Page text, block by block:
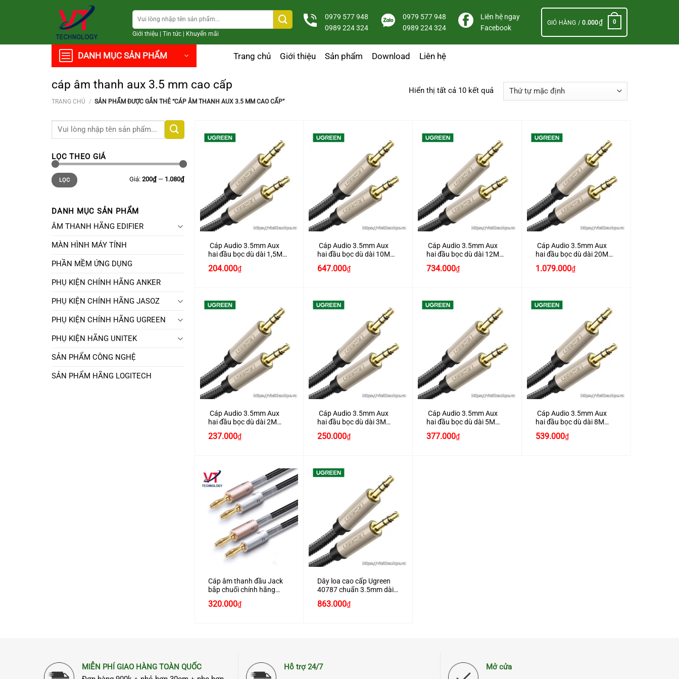
Tìm
kiếm:
Giới thiệu Tin tức| Khuyến mãi
0979 577 948
0989 224 324
0979 577 948
0989 224 324
Liên hệ ngay
Facebook
GIỎ HÀNG /0.000₫ 0
DANH MỤC SẢN PHẨM Trang chủ Giới thiệu Sản phẩm Download Liên hệ
cáp âm thanh aux 3.5 mm cao cấp
TRANG CHỦ / SẢN PHẨM ĐƯỢC GẮN THẺ “CÁP ÂM THANH AUX 3.5 MM CAO CẤP”
Hiển thị tất cả 10 kết quả
Tìm
LỌC THEO GIÁ
Giá
thấp
nhất
Giá
cao
nhất
LỌC Giá: 200₫— 1.080₫
DANH MỤC SẢN PHẨM
ÂM THANH HÃNG EDIFIER
MÀN HÌNH MÁY TÍNH
PHẦN MỀM ỨNG DỤNG
PHỤ KIỆN CHÍNH HÃNG ANKER
PHỤ KIỆN CHÍNH HÃNG JASOZ
PHỤ KIỆN CHÍNH HÃNG UGREEN
PHỤ KIỆN HÃNG UNITEK
SẢN PHẨM CÔNG NGHỆ
SẢN PHẨM HÃNG LOGITECH
+
Cáp Audio 3.5mm Aux
hai đầu bọc dù dài 1,5M
204.000₫
+
Cáp Audio 3.5mm Aux
hai đầu bọc dù dài 10M
647.000₫
+
Cáp Audio 3.5mm Aux
hai đầu bọc dù dài 12M
734.000₫
+
Cáp Audio 3.5mm Aux
hai đầu bọc dù dài 20M
1.079.000₫
+
Cáp Audio 3.5mm Aux
hai đầu bọc dù dài 2M
237.000₫
+
Cáp Audio 3.5mm Aux
hai đầu bọc dù dài 3M
250.000₫
+
Cáp Audio 3.5mm Aux
hai đầu bọc dù dài 5M
377.000₫
+
Cáp Audio 3.5mm Aux
hai đầu bọc dù dài 8M
539.000₫
Cáp âm thanh đầu Jack
bắp chuối chính hãng
nylon cao cấp
320.000₫
+
Dây loa cao cấp Ugreen
40787 chuẩn 3.5mm dài
863.000₫
MIỄN PHÍ GIAO HÀNG TOÀN QUỐC
Hỗ trợ 24/7 Mở cửa